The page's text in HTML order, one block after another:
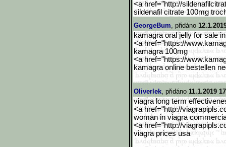
<a href="http://
sildenafil citrate 100mg
GeorgeBum, přidáno
kamagra oral jelly for sale
<a href="https://
kamagra 100mg
<a href="https://
kamagra online bestellen
Oliverlek, přidáno 11.1.2019
viagra long term
<a href="http://
woman in viagra
<a href="http://
viagra prices usa